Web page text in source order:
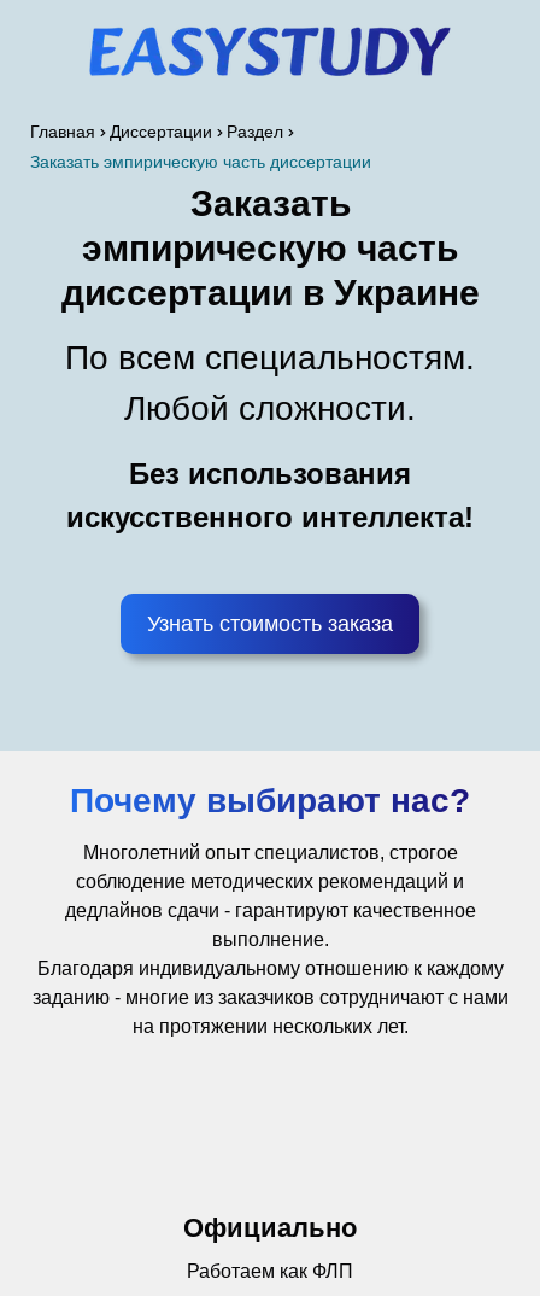
Заказать
эмпирическую часть
диссертации в Украине
По всем специальностям.
Любой сложности.
Без использования
искусственного интеллекта!
Узнать стоимость заказа
Главная Диссертации
Раздел
​Заказать эмпирическую часть диссертации
Почему выбирают нас?
Многолетний опыт специалистов, строгое
соблюдение методических рекомендаций и
дедлайнов сдачи - гарантируют качественное
выполнение.
Благодаря индивидуальному отношению к каждому
заданию - многие из заказчиков сотрудничают с нами
на протяжении нескольких лет.
Официально
Работаем как ФЛП